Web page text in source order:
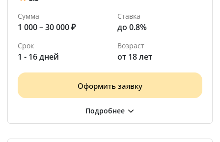
Сумма
1 000 – 30 000 ₽
Ставка
до 0.8%
Срок
1 - 16 дней
Возраст
от 18 лет
Оформить заявку